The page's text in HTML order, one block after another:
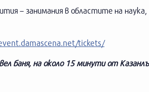
– занимания в областите на
tickets/
баня, на около 15 минути от